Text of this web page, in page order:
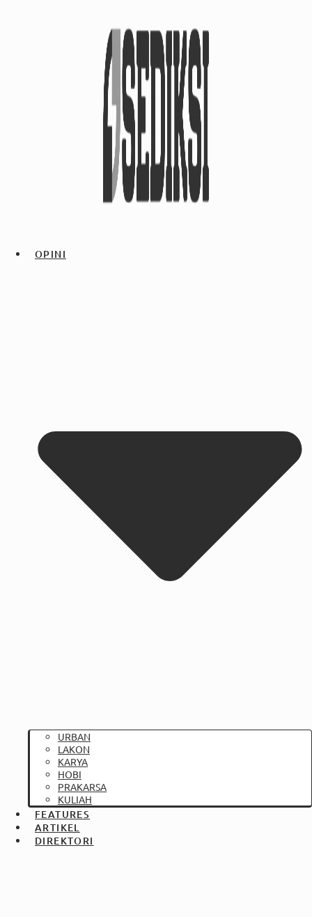
OPINI
URBAN
LAKON
KARYA
HOBI
PRAKARSA
KULIAH
FEATURES
ARTIKEL
DIREKTORI